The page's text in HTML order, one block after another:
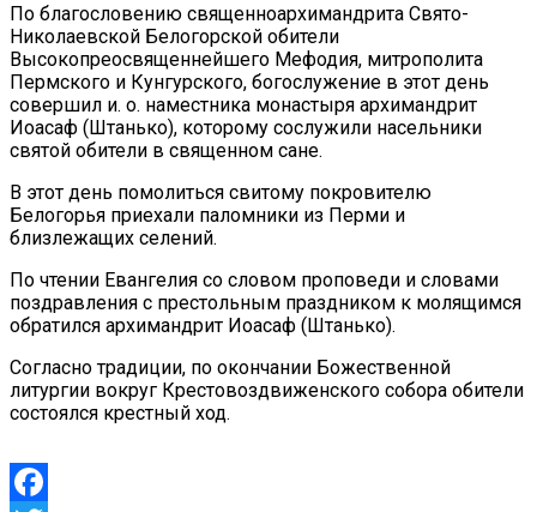
По благословению священноархимандрита Свято-
Николаевской Белогорской обители
Высокопреосвященнейшего Мефодия, митрополита
Пермского и Кунгурского, богослужение в этот день
совершил и. о. наместника монастыря архимандрит
Иоасаф (Штанько), которому сослужили насельники
святой обители в священном сане.
В этот день помолиться свитому покровителю
Белогорья приехали паломники из Перми и
близлежащих селений.
По чтении Евангелия со словом проповеди и словами
поздравления с престольным праздником к молящимся
обратился архимандрит Иоасаф (Штанько).
Согласно традиции, по окончании Божественной
литургии вокруг Крестовоздвиженского собора обители
состоялся крестный ход.